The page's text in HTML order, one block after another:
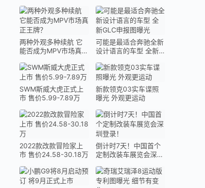
两种外观多种续航 它
能否成为MPV市场真正
可能是最适合奔驰全新
设计语言的车型 全新
SWM斯威大虎正式上
市 售价5.99-7.89万
新款领克03实车谍照
曝光 外观更运动
2022款改款冒险家上
市 售价24.58-30.18万
倒计时7天！中国首个
定制改装车展览会深圳